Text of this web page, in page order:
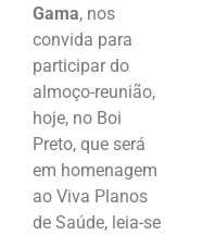
Gama, nos
convida para
participar do
almoço-reunião,
hoje, no Boi
Preto, que será
em homenagem
ao Viva Planos
de Saúde, leia-se